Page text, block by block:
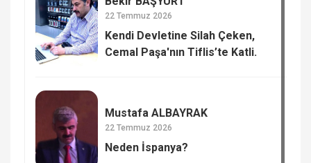
22 Temmuz 2026
Kendi Devletine Silah Çeken,
Cemal Paşa'nın Tiflis’te Katli.
Mustafa ALBAYRAK
22 Temmuz 2026
Neden İspanya?